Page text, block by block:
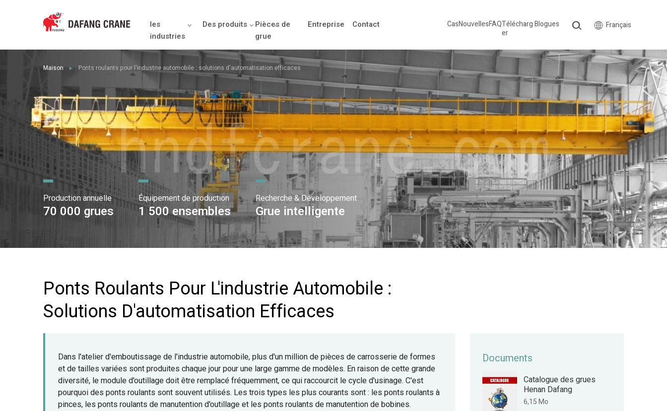
les
industries
Des produits
Pièces de
grue
Entreprise Contact CasNouvellesFAQTélécharg
er
Blogues Français
Maison ► Ponts roulants pour l'industrie automobile : solutions d'automatisation efficaces
Production annuelle
70 000 grues
Équipement de production
1 500 ensembles
Recherche & Développement
Grue intelligente
Ponts Roulants Pour L'industrie Automobile :
Solutions D'automatisation Efficaces
Dans l'atelier d'emboutissage de l'industrie automobile, plus d'un million de pièces de carrosserie de formes
et de tailles variées sont produites chaque jour pour une large gamme de modèles. En raison de cette grande
diversité, le module d'outillage doit être remplacé fréquemment, ce qui raccourcit le cycle d'usinage. C'est
pourquoi des ponts roulants sont souvent utilisés. Les trois types les plus courants sont : les ponts roulants à
pinces, les ponts roulants de manutention d'outillage et les ponts roulants de manutention de bobines.
Documents
Catalogue des grues
Henan Dafang
6,15 Mo